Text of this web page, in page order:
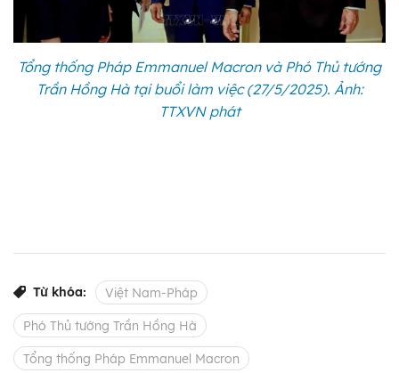
Tổng thống Pháp Emmanuel Macron và Phó Thủ tướng
Trần Hồng Hà tại buổi làm việc (27/5/2025). Ảnh:
TTXVN phát
Từ khóa: Việt Nam-Pháp
Phó Thủ tướng Trần Hồng Hà
Tổng thống Pháp Emmanuel Macron